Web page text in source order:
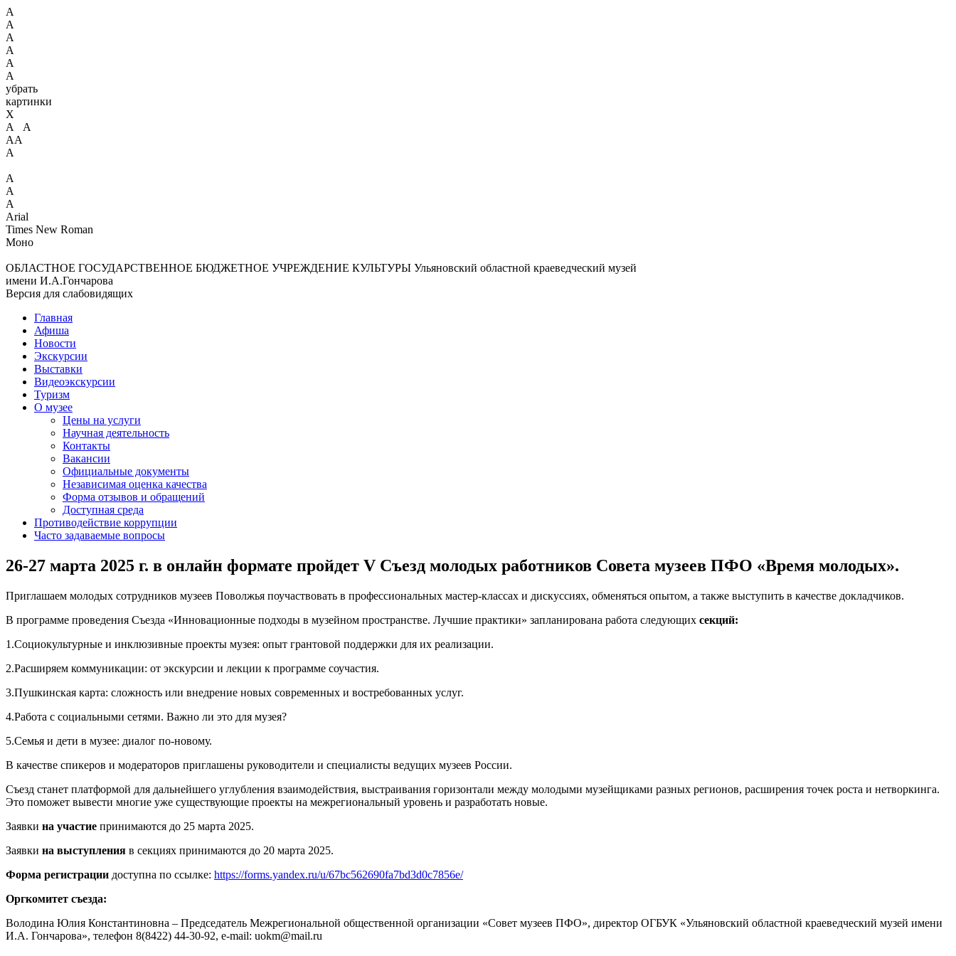
А
А
А
А
А
А
убрать
картинки
X
А А
АА
А
А
А
А
Arial
Times New Roman
Моно
ОБЛАСТНОЕ ГОСУДАРСТВЕННОЕ БЮДЖЕТНОЕ УЧРЕЖДЕНИЕ КУЛЬТУРЫ Ульяновский областной краеведческий музей
имени И.А.Гончарова
Версия для слабовидящих
Главная
Афиша
Новости
Экскурсии
Выставки
Видеоэкскурсии
Туризм
О музее
Цены на услуги
Научная деятельность
Контакты
Вакансии
Официальные документы
Независимая оценка качества
Форма отзывов и обращений
Доступная среда
Противодействие коррупции
Часто задаваемые вопросы
26-27 марта 2025 г. в онлайн формате пройдет V Съезд молодых работников Совета музеев ПФО «Время молодых».
Приглашаем молодых сотрудников музеев Поволжья поучаствовать в профессиональных мастер-классах и дискуссиях, обменяться опытом, а также выступить в качестве докладчиков.
В программе проведения Съезда «Инновационные подходы в музейном пространстве. Лучшие практики» запланирована работа следующих секций:
1.Социокультурные и инклюзивные проекты музея: опыт грантовой поддержки для их реализации.
2.Расширяем коммуникации: от экскурсии и лекции к программе соучастия.
3.Пушкинская карта: сложность или внедрение новых современных и востребованных услуг.
4.Работа с социальными сетями. Важно ли это для музея?
5.Семья и дети в музее: диалог по-новому.
В качестве спикеров и модераторов приглашены руководители и специалисты ведущих музеев России.
Съезд станет платформой для дальнейшего углубления взаимодействия, выстраивания горизонтали между молодыми музейщиками разных регионов, расширения точек роста и нетворкинга.
Это поможет вывести многие уже существующие проекты на межрегиональный уровень и разработать новые.
Заявки на участие принимаются до 25 марта 2025.
Заявки на выступления в секциях принимаются до 20 марта 2025.
Форма регистрации доступна по ссылке: https://forms.yandex.ru/u/67bc562690fa7bd3d0c7856e/
Оргкомитет съезда:
Володина Юлия Константиновна – Председатель Межрегиональной общественной организации «Совет музеев ПФО», директор ОГБУК «Ульяновский областной краеведческий музей имени
И.А. Гончарова», телефон 8(8422) 44-30-92, e-mail: uokm@mail.ru